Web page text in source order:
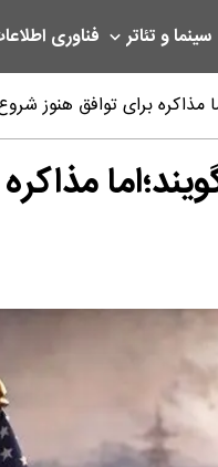
سینما و تئاتر فناوری
مذاکره برای توافق هنوز